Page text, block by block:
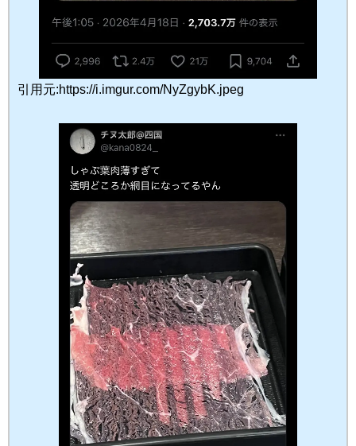
引用元:https://i.imgur.com/NyZgybK.jpeg